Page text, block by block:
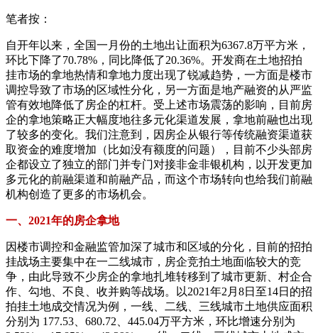
笔者按：
自开年以来，全国一月份的土地出让面积为6367.8万平方米，
环比下降了70.78%，同比降低了20.36%。开发商在土地招拍
挂市场的拿地热情和拿地力度出现了锐减趋势，一方面是楼市
调控导致了市场的区域性分化，另一方面是地产融资的从严监
管有效地降低了房企的杠杆。受上述市场震荡的影响，目前房
企的拿地策略正大幅度地往多元化渠道发展，拿地前融也出现
了较多的变化。我们注意到，因房企从银行等传统融资渠道获
取资金的难度增加（比如没有额度的问题），目前不少头部房
企都设立了独立的部门并专门对接非金非银机构，以开发更加
多元化的前融渠道和前融产品，而这个市场转向也给我们前融
机构创造了更多的市场机会。
一、2021年的房企拿地
因楼市调控和金融监管加深了城市和区域的分化，目前的招拍
挂战场主要集中在一二线城市，房企竞拍土地面临较大的竞
争，由此导致不少房企的拿地扎堆转移到了城市更新、村企合
作、勾地、不良、收并购等战场。以2021年2月8日至14日的招
拍挂土地成交情况为例，一线、二线、三线城市土地供应面积
分别为 177.53、680.72、445.04万平方米，环比增速分别为